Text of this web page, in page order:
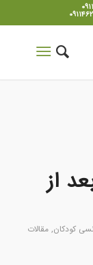
از
کودکان, مقالات